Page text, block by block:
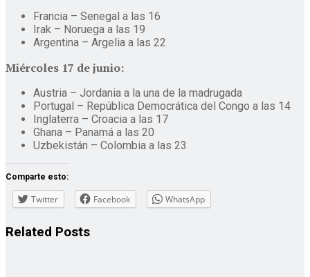
Francia – Senegal a las 16
Irak – Noruega a las 19
Argentina – Argelia a las 22
Miércoles 17 de junio:
Austria – Jordania a la una de la madrugada
Portugal – República Democrática del Congo a las 14
Inglaterra – Croacia a las 17
Ghana – Panamá a las 20
Uzbekistán – Colombia a las 23
Comparte esto:
Twitter Facebook WhatsApp
Related Posts